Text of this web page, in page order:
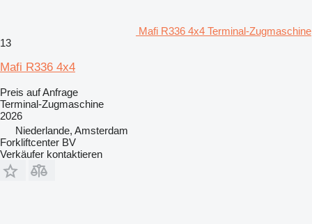
Mafi R336 4x4 Terminal-Zugmaschine
13
Mafi R336 4x4
Preis auf Anfrage
Terminal-Zugmaschine
2026
Niederlande, Amsterdam
Forkliftcenter BV
Verkäufer kontaktieren